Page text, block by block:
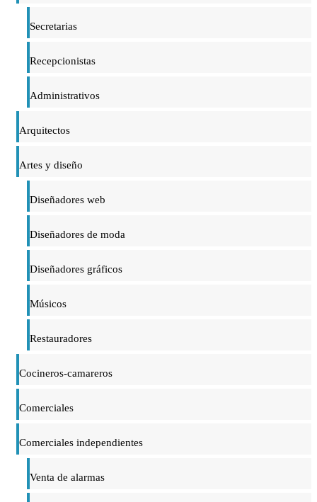
Secretarias
Recepcionistas
Administrativos
Arquitectos
Artes y diseño
Diseñadores web
Diseñadores de moda
Diseñadores gráficos
Músicos
Restauradores
Cocineros-camareros
Comerciales
Comerciales independientes
Venta de alarmas